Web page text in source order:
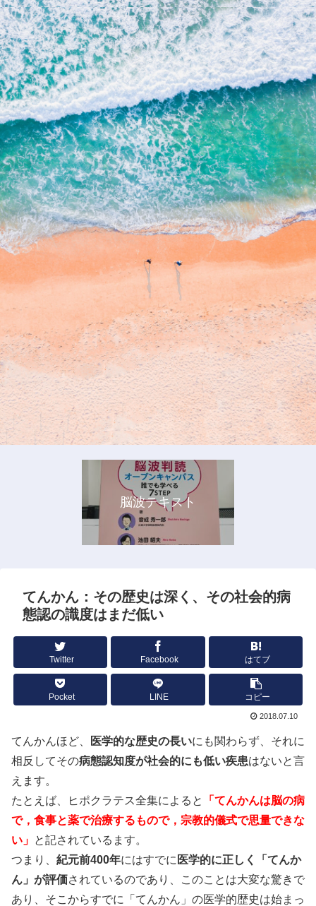
脳波テキスト
てんかん：その歴史は深く、その社会的病
態認の識度はまだ低い
Twitter Facebook はてブ
Pocket LINE コピー
2018.07.10
てんかんほど、 医学的な歴史の長いにも関わらず、それに
相反してその病態認知度が社会的にも低い疾患はないと言
えます。
たとえば、ヒポクラテス全集によると
「てんかんは脳の病
で，食事と薬で治療するもので，宗教的儀式で思量できな
い」 と記されているます。
つまり、 紀元前400年にはすでに 医学的に正しく「てんか
ん」が評価されているのであり、このことは大変な驚きで
あり、そこからすでに「てんかん」の医学的歴史は始まっ